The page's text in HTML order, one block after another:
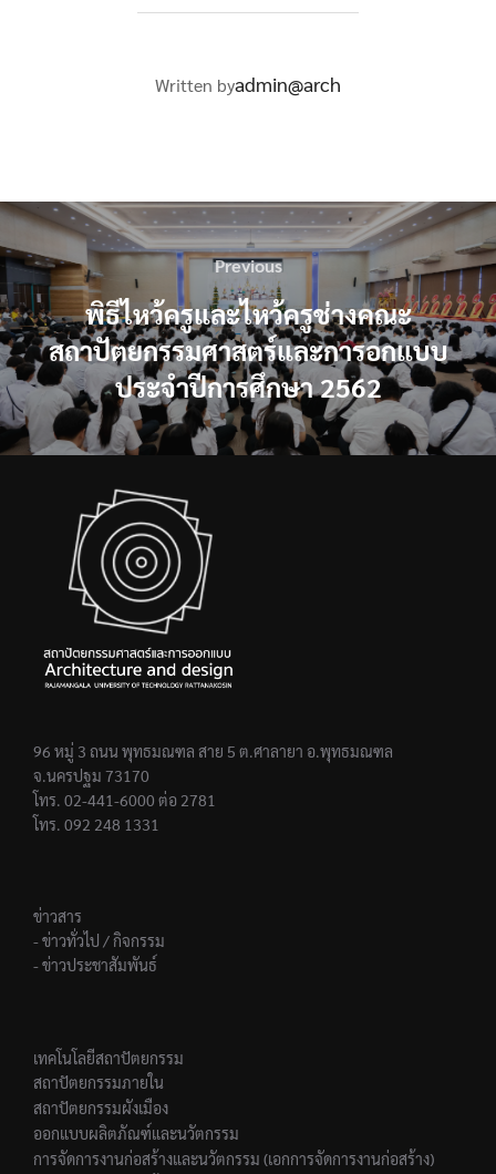
POST AUTHOR
Written byadmin@arch
แนะแนว
เรื่อง
Previous
Previous
พิธีไหว้ครูและไหว้ครูช่างคณะ
สถาปัตยกรรมศาสตร์และการอกแบบ
ประจำปีการศึกษา 2562
96 หมู่ 3 ถนน พุทธมณฑล สาย 5 ต.ศาลายา อ.พุทธมณฑล
จ.นครปฐม 73170
โทร. 02-441-6000 ต่อ 2781
โทร. 092 248 1331
ข่าวสาร
- ข่าวทั่วไป / กิจกรรม
- ข่าวประชาสัมพันธ์
เทคโนโลยีสถาปัตยกรรม
สถาปัตยกรรมภายใน
สถาปัตยกรรมผังเมือง
ออกแบบผลิตภัณฑ์และนวัตกรรม
การจัดการงานก่อสร้างและนวัตกรรม (เอกการจัดการงานก่อสร้าง)